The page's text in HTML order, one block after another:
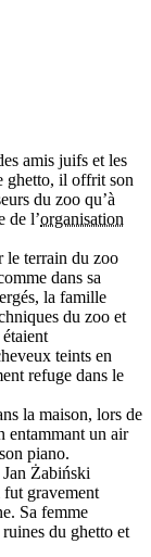
amis juifs et les
ghetto, il offrit son
du zoo qu’à
de l’organisation
le terrain du zoo
dans sa
la famille
du zoo et
teints en
refuge dans le
la maison, lors de
entammant un air
piano.
Jan Żabiński
gravement
Sa femme
du ghetto et